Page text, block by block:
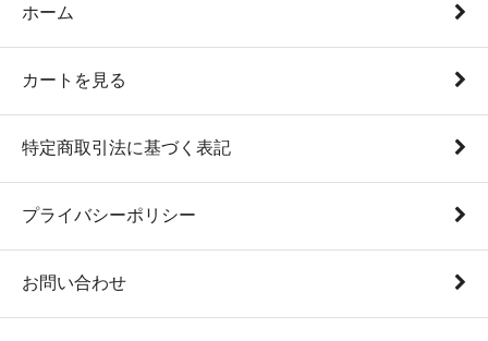
ホーム
カートを見る
特定商取引法に基づく表記
プライバシーポリシー
お問い合わせ